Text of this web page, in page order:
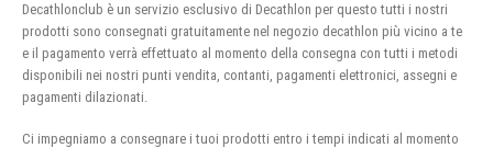
Decathlonclub è un servizio esclusivo di Decathlon per questo tutti i nostri
prodotti sono consegnati gratuitamente nel negozio decathlon più vicino a te
e il pagamento verrà effettuato al momento della consegna con tutti i metodi
disponibili nei nostri punti vendita, contanti, pagamenti elettronici, assegni e
pagamenti dilazionati.
Ci impegniamo a consegnare i tuoi prodotti entro i tempi indicati al momento